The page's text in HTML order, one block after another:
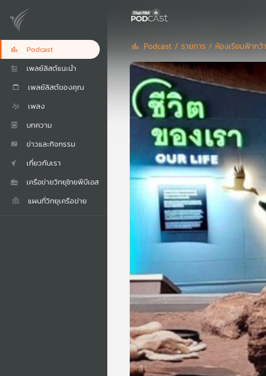
Podcast
เพลย์ลิสต์แนะนำ
เพลย์ลิสต์ของคุณ
เพลง
บทความ
ข่าวและกิจกรรม
เกี่ยวกับเรา
เครือข่ายวิทยุไทยพีบีเอส
แผนที่วิทยุเครือข่าย
Podcast / รายการ / ห้องเรียนฟ้าก